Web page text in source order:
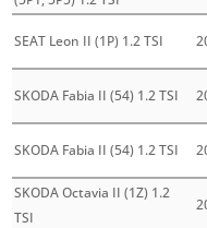
SEAT Leon II (1P) 1.2 TSI
SKODA Fabia II (54) 1.2 TSI
SKODA Fabia II (54) 1.2 TSI
SKODA Octavia II (1Z) 1.2
TSI